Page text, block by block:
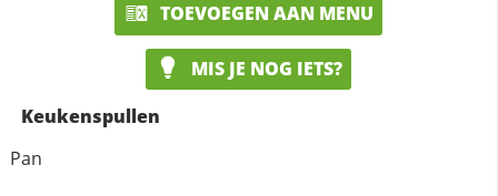
TOEVOEGEN AAN MENU
MIS JE NOG IETS?
Keukenspullen
Pan